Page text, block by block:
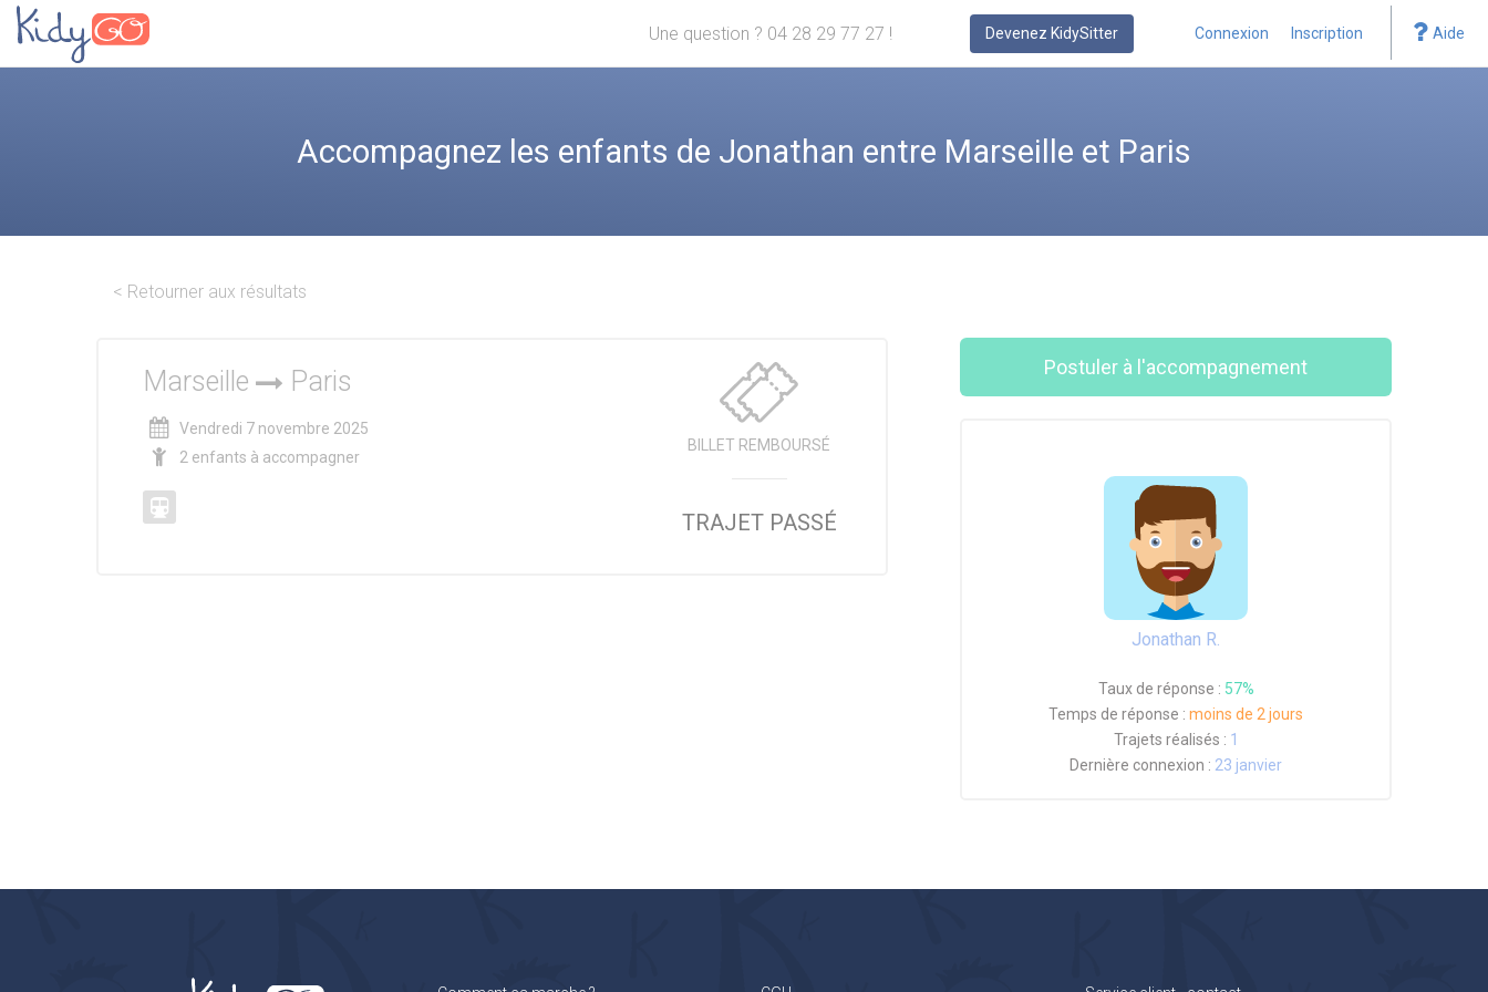
Une question ? 04 28 29 77 27 ! Devenez KidySitter Connexion Inscription Aide
Accompagnez les enfants de Jonathan entre Marseille et Paris
< Retourner aux résultats
Marseille Paris
Vendredi 7 novembre 2025
2 enfants à accompagner
BILLET REMBOURSÉ
TRAJET PASSÉ
Postuler à l'accompagnement
Jonathan R.
Taux de réponse : 57%
Temps de réponse : moins de 2 jours
Trajets réalisés : 1
Dernière connexion : 23 janvier